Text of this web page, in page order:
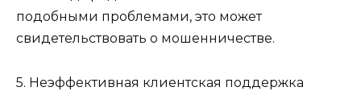
подобными проблемами, это может
свидетельствовать о мошенничестве.
5. Неэффективная клиентская поддержка